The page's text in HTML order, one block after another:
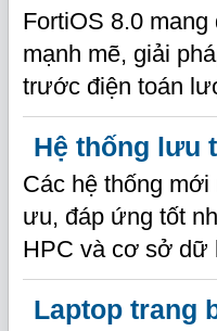
FortiOS 8.0
mạnh mẽ, giải
trước điện toán
Hệ thống lưu
Các hệ thống
ưu, đáp ứng tốt
HPC và cơ sở dữ
Laptop trang